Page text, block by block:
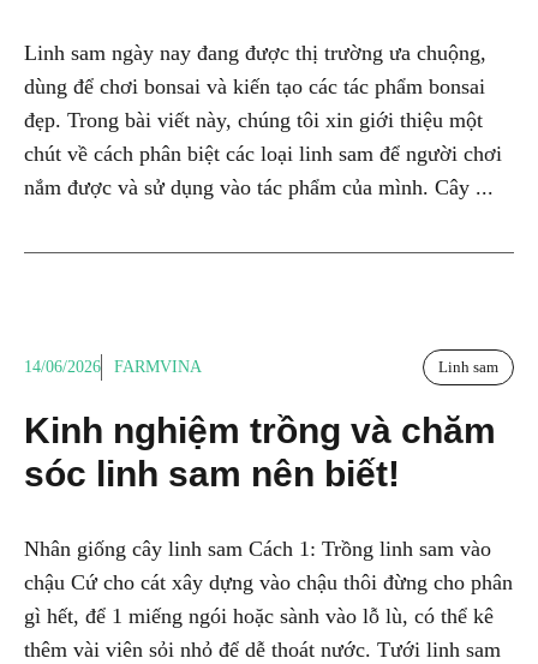
Linh sam ngày nay đang được thị trường ưa chuộng,
dùng để chơi bonsai và kiến tạo các tác phẩm bonsai
đẹp. Trong bài viết này, chúng tôi xin giới thiệu một
chút về cách phân biệt các loại linh sam để người chơi
nắm được và sử dụng vào tác phẩm của mình. Cây ...
14/06/2026 FARMVINA Linh sam
Kinh nghiệm trồng và chăm
sóc linh sam nên biết!
Nhân giống cây linh sam Cách 1: Trồng linh sam vào
chậu Cứ cho cát xây dựng vào chậu thôi đừng cho phân
gì hết, để 1 miếng ngói hoặc sành vào lỗ lù, có thể kê
thêm vài viên sỏi nhỏ để dễ thoát nước. Tưới linh sam